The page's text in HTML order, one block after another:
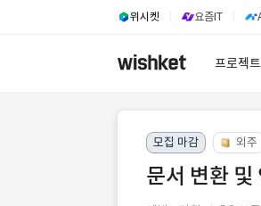
위시켓 요즘IT
프로젝
모집 마감 외주
문서 변환 및